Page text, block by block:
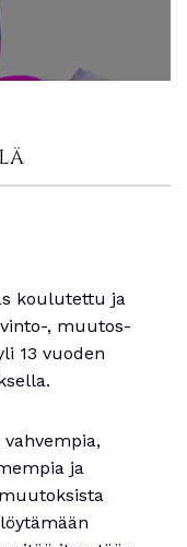
koulutettu ja
, muutos-
13 vuoden
ja